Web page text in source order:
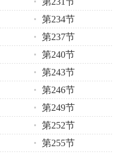
第234节
第237节
第240节
第243节
第246节
第249节
第252节
第255节